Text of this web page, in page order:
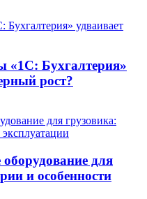
«1С: Бухгалтерия»
рост?
для
и особенности